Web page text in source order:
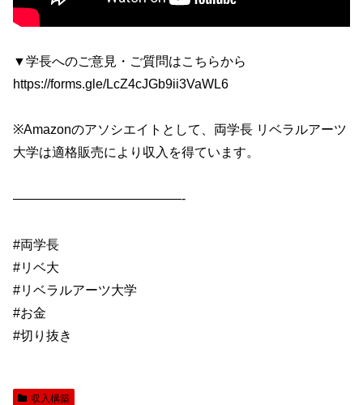
▼学長へのご意見・ご質問はこちらから
https://forms.gle/LcZ4cJGb9ii3VaWL6
※Amazonのアソシエイトとして、両学長 リベラルアーツ
大学は適格販売により収入を得ています。
—————————————-
#両学長
#リベ大
#リベラルアーツ大学
#お金
#切り抜き
収入構築